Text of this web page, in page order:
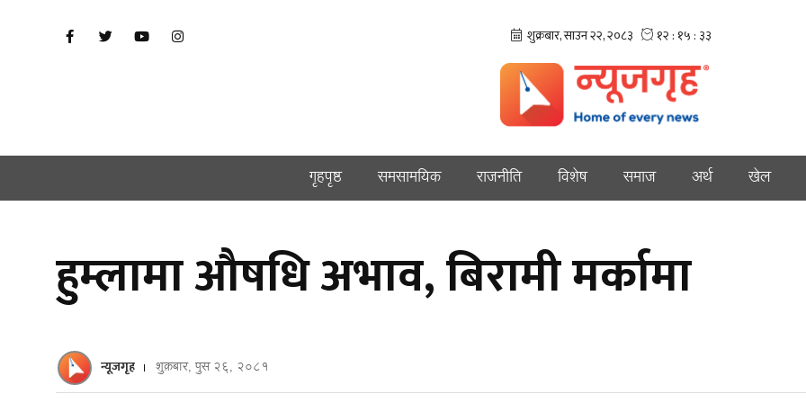
गृहपृष्ठ समसामयिक राजनीति विशेष समाज अर्थ खेल
हुम्लामा औषधि अभाव, बिरामी मर्कामा
न्यूजगृह शुक्रबार, पुस २६, २०८१